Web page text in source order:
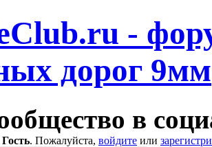
в
Гость. Пожалуйста, войдите или